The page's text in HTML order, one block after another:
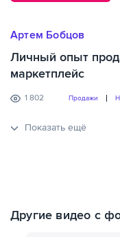
Артем Бобцов
Личный опыт
маркетплейс
1 802 Продажи
Показать ещё
Другие видео с